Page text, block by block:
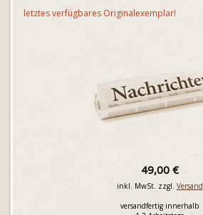
letztes verfügbares Originalexemplar!
49,00 €
inkl. MwSt. zzgl. Versand
versandfertig innerhalb